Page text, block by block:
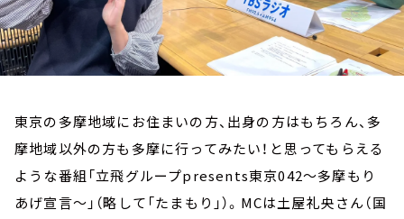
東京の多摩地域にお住まいの方、出身の方はもちろん、多
摩地域以外の方も多摩に行ってみたい！と思ってもらえる
ような番組「立飛グループpresents東京042～多摩もり
あげ宣言～」（略して「たまもり」）。MCは土屋礼央さん（国